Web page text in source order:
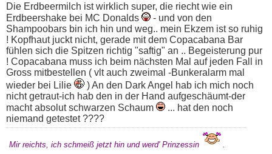
Die Erdbeermilch ist wirklich super, die riecht wie ein
Erdbeershake bei MC Donalds
- und von den
Shampoobars bin ich hin und weg.. mein Ekzem ist so ruhig
! Kopfhaut juckt nicht, gerade mit dem Copacabana Bar
fühlen sich die Spitzen richtig "saftig" an .. Begeisterung pur
! Copacabana muss ich beim nächsten Mal auf jeden Fall in
Gross mitbestellen ( vlt auch zweimal -Bunkeralarm mal
wieder bei Lilie
) An den Dark Angel hab ich mich noch
nicht getraut-ich hab den in der Hand aufgeschäumt-der
macht absolut schwarzen Schaum
... hat den noch
niemand getestet ????
Mir reichts, ich schmeiß jetzt hin und werd' Prinzessin